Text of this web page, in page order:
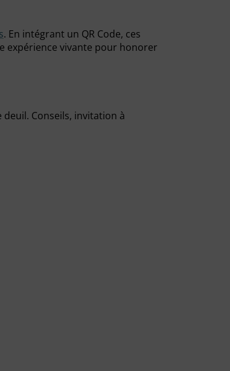
. En intégrant un QR Code, ces
expérience vivante pour honorer
Conseils, invitation à